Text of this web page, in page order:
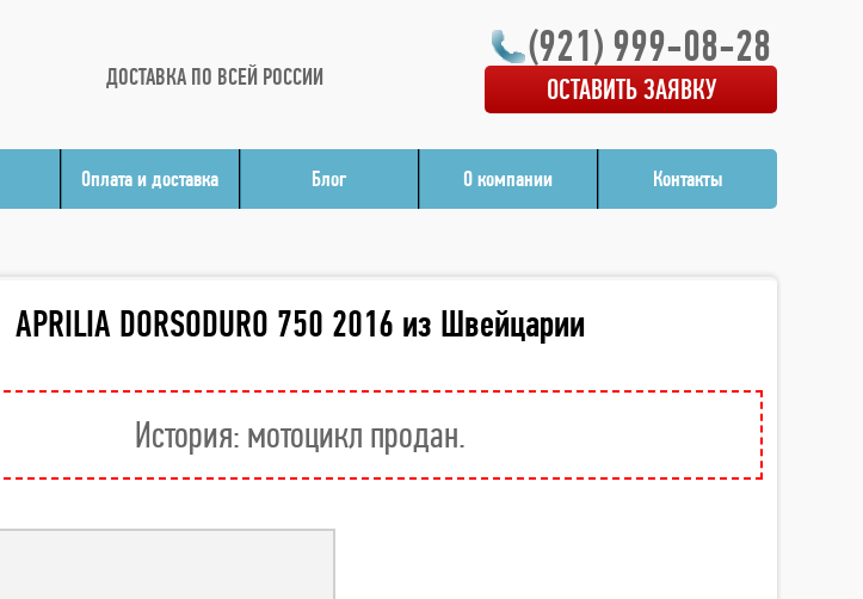
ДОСТАВКА ПО ВСЕЙ РОССИИ
(921) 999-08-28
ОСТАВИТЬ ЗАЯВКУ
Оплата и доставка Блог О компании Контакты
APRILIA DORSODURO 750 2016 из Швейцарии
История: мотоцикл продан.